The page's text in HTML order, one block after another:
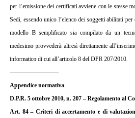
per l’emissione dei certificati avviene con le stesse
Sedi, essendo unico l’elenco dei soggetti abilitati
modello B semplificato sia compilato da un
medesimo provvederà altresì direttamente
informatico di cui all’articolo 8 del DPR 207/2010.
————————-
Appendice normativa
D.P.R. 5 ottobre 2010, n. 207 – Regolamento al
Art. 84 – Criteri di accertamento e di